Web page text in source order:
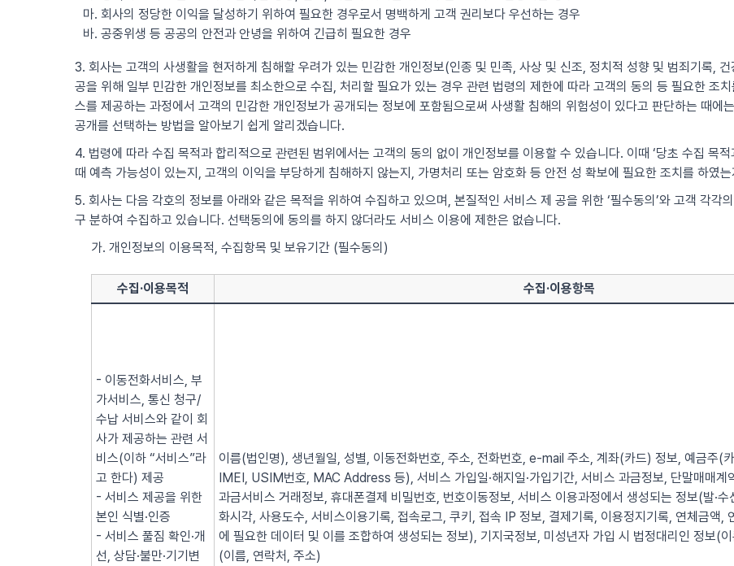
마. 회사의 정당한 이익을 달성하기 위하여 필요한 경우로서 명백하게 고객 권리보다 우선하는 경우
바. 공중위생 등 공공의 안전과 안녕을 위하여 긴급히 필요한 경우
3. 회사는 고객의 사생활을 현저하게 침해할 우려가 있는 민감한 개인정보(인종 및 민족, 사상 및 신조, 정치적 성향 및 범죄기록,
공을 위해 일부 민감한 개인정보를 최소한으로 수집, 처리할 필요가 있는 경우 관련 법령의 제한에 따라 고객의 동의 등 필요한 조
스를 제공하는 과정에서 고객의 민감한 개인정보가 공개되는 정보에 포함됨으로써 사생활 침해의 위험성이 있다고 판단하는 때에
공개를 선택하는 방법을 알아보기 쉽게 알리겠습니다.
4. 법령에 따라 수집 목적과 합리적으로 관련된 범위에서는 고객의 동의 없이 개인정보를 이용할 수 있습니다. 이때 ‘당초 수집 목
때 예측 가능성이 있는지, 고객의 이익을 부당하게 침해하지 않는지, 가명처리 또는 암호화 등 안전 성 확보에 필요한 조치를 하였
5. 회사는 다음 각호의 정보를 아래와 같은 목적을 위하여 수집하고 있으며, 본질적인 서비스 제 공을 위한 ‘필수동의’와 고객 각각
구 분하여 수집하고 있습니다. 선택동의에 동의를 하지 않더라도 서비스 이용에 제한은 없습니다.
가. 개인정보의 이용목적, 수집항목 및 보유기간 (필수동의)
수집·이용목적 수집·이용항목
- 이동전화서비스, 부
가서비스, 통신 청구/
수납 서비스와 같이 회
사가 제공하는 관련 서
비스(이하 “서비스”라
고 한다) 제공
- 서비스 제공을 위한
본인 식별·인증
- 서비스 풀짐 확인·개
선, 상담·불만·기기변
이름(법인명), 생년월일, 성별, 이동전화번호, 주소, 전화번호, e-mail 주소, 계좌(카드) 정보, 예금주(
IMEI, USIM번호, MAC Address 등), 서비스 가입일·해지일·가입기간, 서비스 과금정보, 단말매매계
과금서비스 거래정보, 휴대폰결제 비밀번호, 번호이동정보, 서비스 이용과정에서 생성되는 정보(발·
화시각, 사용도수, 서비스이용기록, 접속로그, 쿠키, 접속 IP 정보, 결제기록, 이용정지기록, 연체금액,
에 필요한 데이터 및 이를 조합하여 생성되는 정보), 기지국정보, 미성년자 가입 시 법정대리인 정보(
(이름, 연락처, 주소)